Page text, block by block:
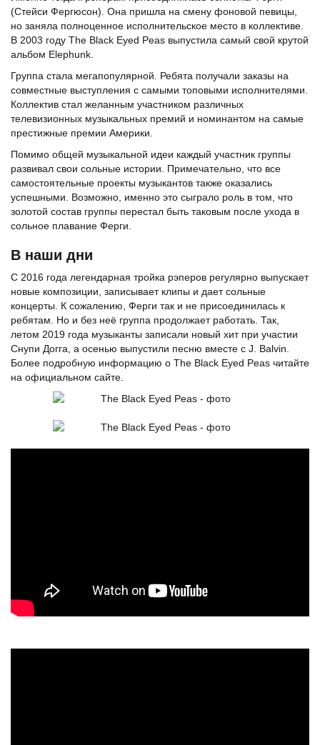
(Стейси Фергюсон). Она пришла на смену фоновой певицы,
но заняла полноценное исполнительское место в коллективе.
В 2003 году The Black Eyed Peas выпустила самый свой крутой
альбом Elephunk.
Группа стала мегапопулярной. Ребята получали заказы на
совместные выступления с самыми топовыми исполнителями.
Коллектив стал желанным участником различных
телевизионных музыкальных премий и номинантом на самые
престижные премии Америки.
Помимо общей музыкальной идеи каждый участник группы
развивал свои сольные истории. Примечательно, что все
самостоятельные проекты музыкантов также оказались
успешными. Возможно, именно это сыграло роль в том, что
золотой состав группы перестал быть таковым после ухода в
сольное плавание Ферги.
В наши дни
С 2016 года легендарная тройка рэперов регулярно выпускает
новые композиции, записывает клипы и дает сольные
концерты. К сожалению, Ферги так и не присоединилась к
ребятам. Но и без неё группа продолжает работать. Так,
летом 2019 года музыканты записали новый хит при участии
Снупи Догга, а осенью выпустили песню вместе с J. Balvin.
Более подробную информацию о The Black Eyed Peas читайте
на официальном сайте.
ГРУППА
ДЕТСТВА
ХИТЫ
ЧТО